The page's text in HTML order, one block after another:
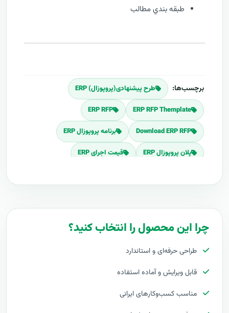
طبقه بندي مطالب
برچسب‌ها: طرح پیشنهادی(پروپوزال) ERP
ERP RFP Themplate
ERP RFP
Download ERP RFP برنامه پروپوزال ERP
پلان پروپوزال ERP قیمت اجرای ERP
چرا این محصول را انتخاب کنید؟
طراحی حرفه‌ای و استاندارد
قابل ویرایش و آماده استفاده
مناسب کسب‌وکارهای ایرانی